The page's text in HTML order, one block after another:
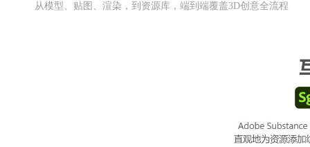
从模型、贴图、渲染，到资源库，端到端覆盖3D创意全流程